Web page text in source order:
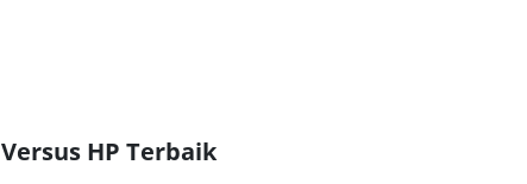
Versus HP Terbaik